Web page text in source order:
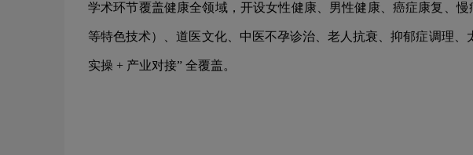
学术环节覆盖健康全领域，开设女性健康、男性健康、癌症康复、
等特色技术）、道医文化、中医不孕诊治、老人抗衰、抑郁症调理
实操 + 产业对接” 全覆盖。